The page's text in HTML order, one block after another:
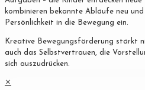
kombinieren bekannte Abläufe neu
Persönlichkeit in die Bewegung ein.
Kreative Bewegungsförderung stärkt
auch das Selbstvertrauen, die
sich auszudrücken.
✕